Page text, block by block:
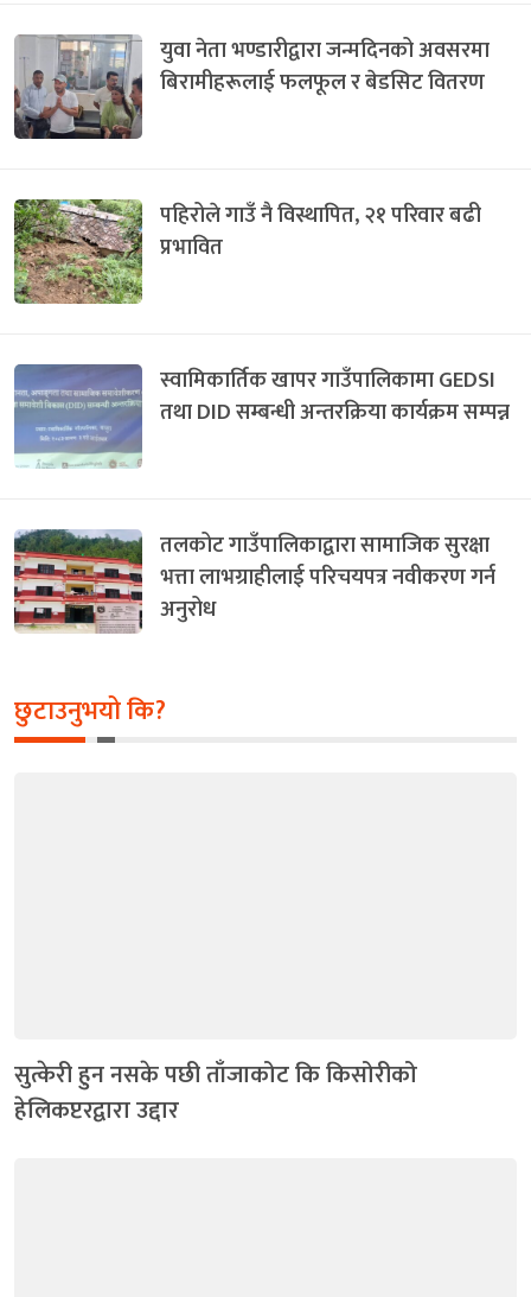
युवा नेता भण्डारीद्वारा जन्मदिनको अवसरमा
बिरामीहरूलाई फलफूल र बेडसिट वितरण
पहिरोले गाउँ नै विस्थापित, २१ परिवार बढी
प्रभावित
स्वामिकार्तिक खापर गाउँपालिकामा GEDSI
तथा DID सम्बन्धी अन्तरक्रिया कार्यक्रम सम्पन्न
तलकोट गाउँपालिकाद्वारा सामाजिक सुरक्षा
भत्ता लाभग्राहीलाई परिचयपत्र नवीकरण गर्न
अनुरोध
छुटाउनुभयो कि?
सुत्केरी हुन नसके पछी ताँजाकोट कि किसोरीको
हेलिकप्टरद्वारा उद्दार